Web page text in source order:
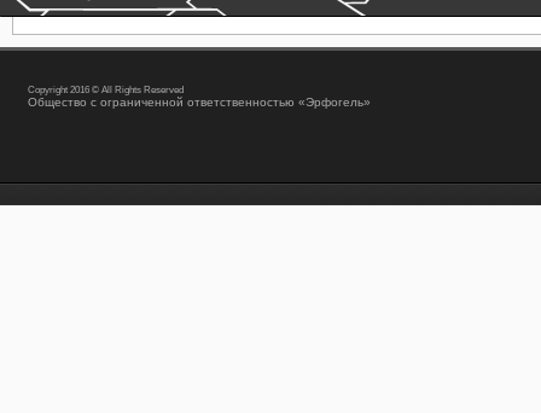
Copyright 2016 © All Rights Reserved
Общество с ограниченной ответственностью «Эрфогель»